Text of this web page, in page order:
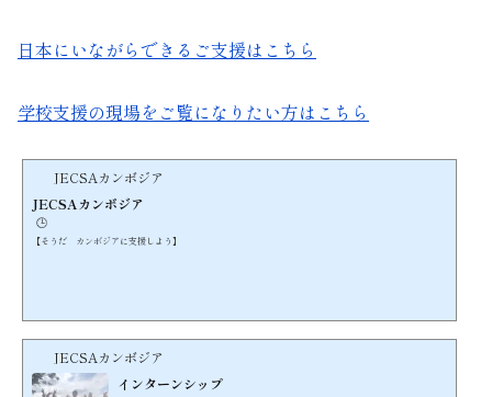
日本にいながらできるご支援はこちら
学校支援の現場をご覧になりたい方はこちら
JECSAカンボジア
JECSAカンボジア
🕒️
【そうだ カンボジアに支援しよう】
JECSAカンボジア
インターンシップ